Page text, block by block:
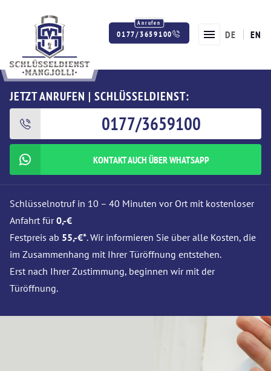
0177/3659100 DE EN
JETZT ANRUFEN | SCHLÜSSELDIENST:
0177/3659100
KONTAKT AUCH ÜBER WHATSAPP
Schlüsselnotruf in 10 – 40 Minuten vor Ort mit kostenloser
Anfahrt für0,-€
Festpreis ab 55,-€*. Wir informieren Sie über alle Kosten, die
im Zusammenhang mit Ihrer Türöffnung entstehen.
Erst nach Ihrer Zustimmung, beginnen wir mit der
Türöffnung.